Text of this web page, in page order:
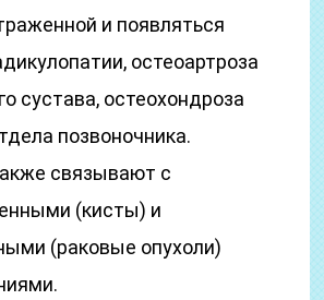
и появляться
остеоартроза
сустава, остеохондроза
позвоночника.
связывают с
(кисты) и
(раковые опухоли)